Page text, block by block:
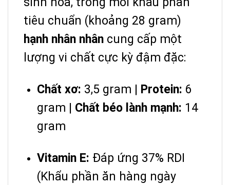
tiêu chuẩn (khoảng 28 gram)
hạnh nhân nhân cung cấp một
lượng vi chất cực kỳ đậm đặc:
Chất xơ: 3,5 gram | Protein: 6
gram | Chất béo lành mạnh: 14
gram
Vitamin E: Đáp ứng 37% RDI
(Khẩu phần ăn hàng ngày